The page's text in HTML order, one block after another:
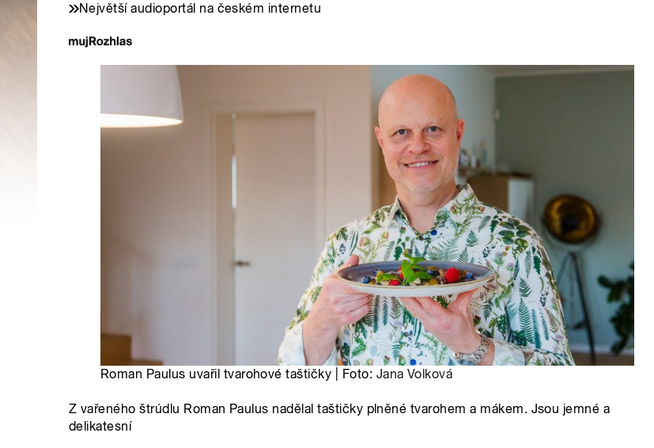
Největší audioportál na českém internetu
Roman Paulus uvařil tvarohové taštičky | Foto: Jana Volková
Z vařeného štrúdlu Roman Paulus nadělal taštičky plněné tvarohem a mákem. Jsou jemné a
delikatesní